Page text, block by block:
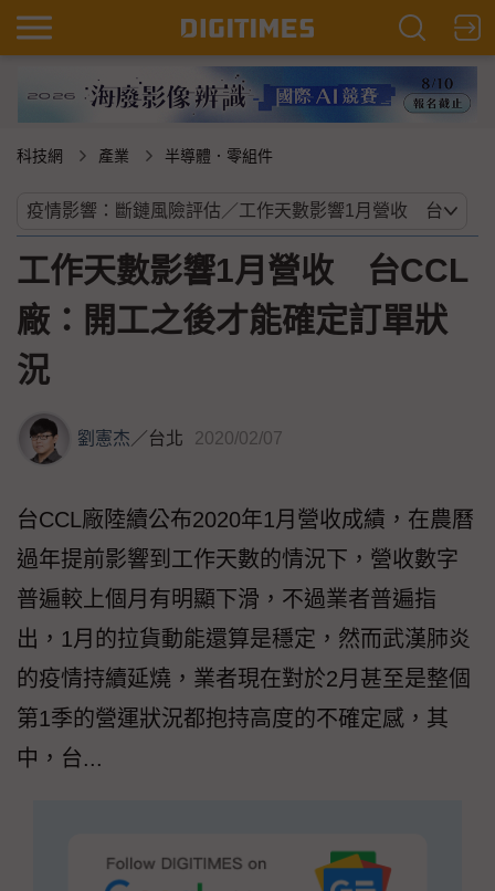
科技網 產業 半導體．零組件
工作天數影響1月營收 台CCL
廠：開工之後才能確定訂單狀
況
劉憲杰／台北 2020/02/07
台CCL廠陸續公布2020年1月營收成績，在農曆
過年提前影響到工作天數的情況下，營收數字
普遍較上個月有明顯下滑，不過業者普遍指
出，1月的拉貨動能還算是穩定，然而武漢肺炎
的疫情持續延燒，業者現在對於2月甚至是整個
第1季的營運狀況都抱持高度的不確定感，其
中，台...